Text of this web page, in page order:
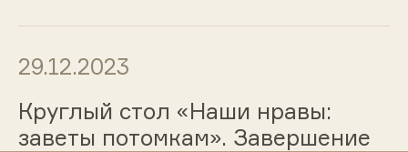
29.12.2023
Круглый стол «Наши нравы:
заветы потомкам». Завершение